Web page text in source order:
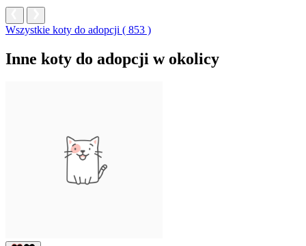
Wszystkie koty do adopcji ( 853 )
Inne koty do adopcji w okolicy